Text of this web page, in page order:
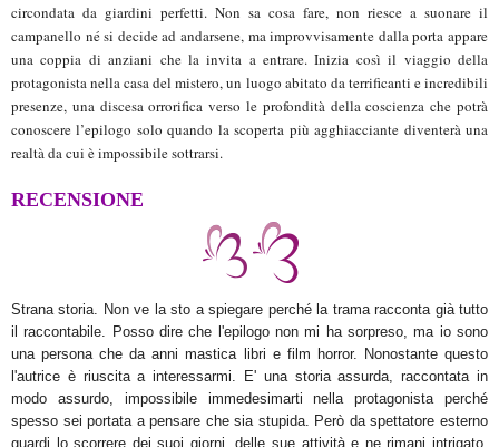
circondata da giardini perfetti. Non sa cosa fare, non riesce a suonare il
campanello né si decide ad andarsene, ma improvvisamente dalla porta appare
una coppia di anziani che la invita a entrare. Inizia così il viaggio della
protagonista nella casa del mistero, un luogo abitato da terrificanti e incredibili
presenze, una discesa orrorifica verso le profondità della coscienza che potrà
conoscere l’epilogo solo quando la scoperta più agghiacciante diventerà una
realtà da cui è impossibile sottrarsi.
RECENSIONE
Strana storia. Non ve la sto a spiegare perché la trama racconta già tutto
il raccontabile. Posso dire che l'epilogo non mi ha sorpreso, ma io sono
una persona che da anni mastica libri e film horror. Nonostante questo
l'autrice è riuscita a interessarmi. E' una storia assurda, raccontata in
modo assurdo, impossibile immedesimarti nella protagonista perché
spesso sei portata a pensare che sia stupida. Però da spettatore esterno
guardi lo scorrere dei suoi giorni, delle sue attività e ne rimani intrigato.